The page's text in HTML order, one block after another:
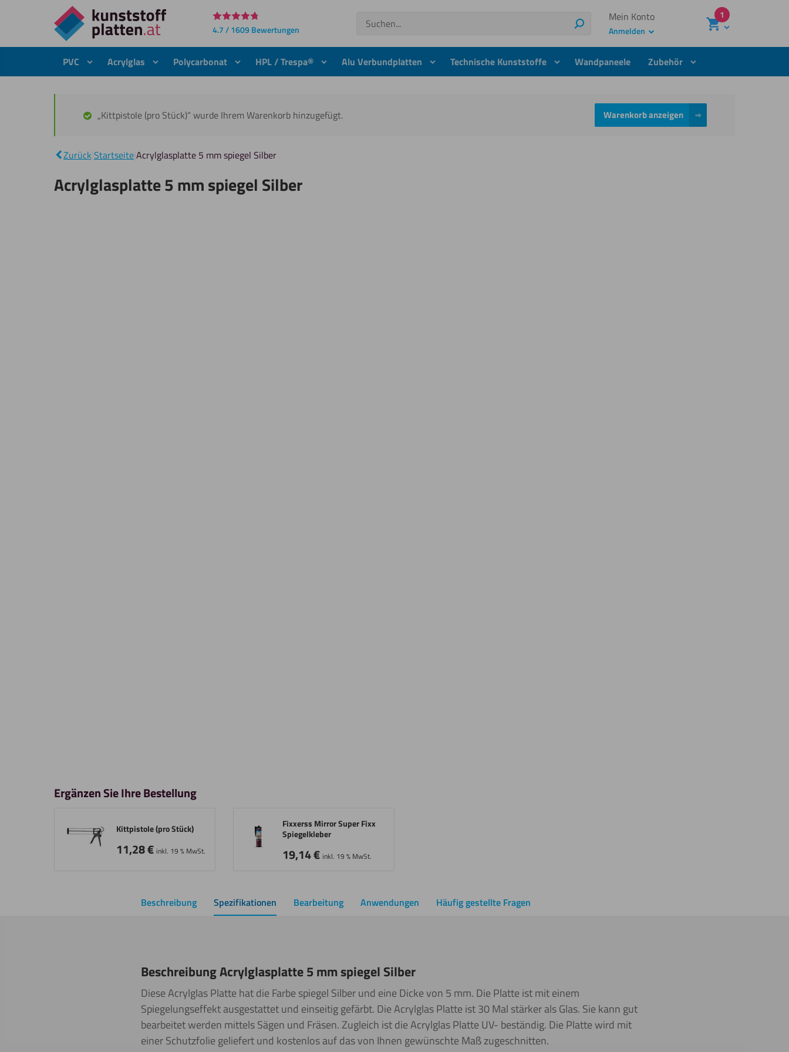
Direkt
zum
4.7 / 1609 Bewertungen
Suchen
Suchen
Mein Konto
Anmelden
1
PVC Acrylglas Polycarbonat HPL / Trespa® Alu Verbundplatten Technische Kunststoffe Wandpaneele Zubehör
„Kittpistole (pro Stück)“ wurde Ihrem Warenkorb hinzugefügt. Warenkorb anzeigen
Zurück StartseiteAcrylglasplatte 5 mm spiegel Silber
Acrylglasplatte 5 mm spiegel Silber
Ergänzen Sie Ihre Bestellung
Kittpistole (pro Stück)
11,28€ inkl. 19 % MwSt.
Fixxerss Mirror Super Fixx
Spiegelkleber
19,14€ inkl. 19 % MwSt.
Beschreibung Spezifikationen Bearbeitung Anwendungen Häufig gestellte Fragen
Beschreibung Acrylglasplatte 5 mm spiegel Silber
Diese Acrylglas Platte hat die Farbe spiegel Silber und eine Dicke von 5 mm. Die Platte ist mit einem
Spiegelungseffekt ausgestattet und einseitig gefärbt. Die Acrylglas Platte ist 30 Mal stärker als Glas. Sie kann gut
bearbeitet werden mittels Sägen und Fräsen. Zugleich ist die Acrylglas Platte UV- beständig. Die Platte wird mit
einer Schutzfolie geliefert und kostenlos auf das von Ihnen gewünschte Maß zugeschnitten.